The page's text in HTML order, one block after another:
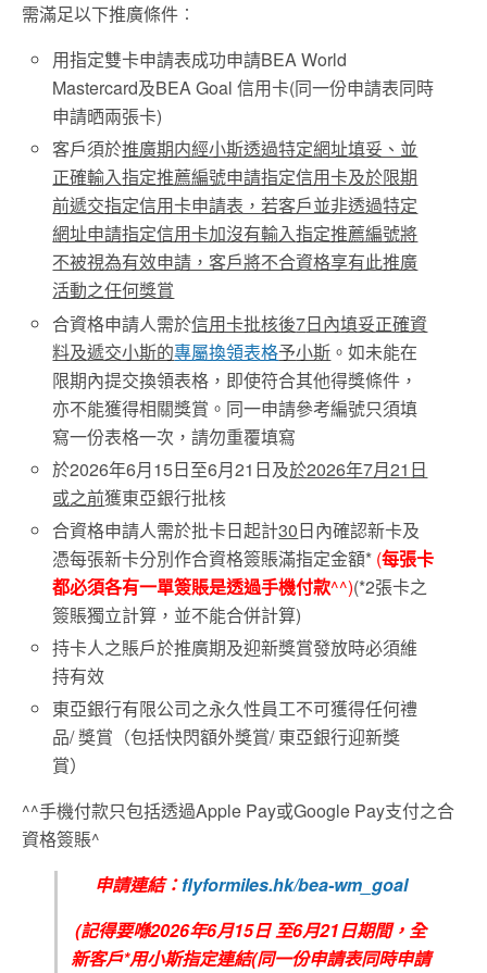
需滿足以下推廣條件︰
用指定雙卡申請表成功申請BEA World
Mastercard及BEA Goal 信用卡(同一份申請表同時
申請晒兩張卡)
客戶須於推廣期内經小斯透過特定網址填妥、並
正確輸入指定推薦編號申請指定信用卡及於限期
前遞交指定信用卡申請表，若客戶並非透過特定
網址申請指定信用卡加沒有輸入指定推薦編號將
不被視為有效申請，客戶將不合資格享有此推廣
活動之任何獎賞
合資格申請人需於信用卡批核後7日內填妥正確資
料及遞交小斯的專屬換領表格予小斯 。如未能在
限期內提交換領表格，即使符合其他得獎條件，
亦不能獲得相關獎賞。同一申請參考編號只須填
寫一份表格一次，請勿重覆填寫
於2026年6月15日至6月21日及於2026年7月21 日
或之前獲東亞銀行批核
合資格申請人需於批卡日起計30日內確認新卡及
憑每張新卡分別作合資格簽賬滿指定金額* (每張卡
都必須各有一單簽賬是透過手機付款^^)(*2張卡之
簽賬獨立計算，並不能合併計算)
持卡人之賬戶於推廣期及迎新獎賞發放時必須維
持有效
東亞銀行有限公司之永久性員工不可獲得任何禮
品/獎賞（包括快閃額外獎賞/東亞銀行迎新獎
賞）
^^手機付款只包括透過Apple Pay或Google Pay支付之合
資格簽賬^
申請連結：flyformiles.hk/bea-wm_goal
(記得要喺2026年6月15日至6月21日期間，全
新客戶*用小斯指定連結(同一份申請表同時申請